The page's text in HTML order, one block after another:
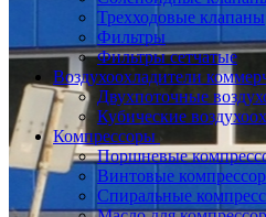
Трехходовые клапаны
Фильтры
Фильтры сетчатые
Воздухоохладители
Двухпоточные
Кубические
Компрессоры
Поршневые
Винтовые
Спиральные